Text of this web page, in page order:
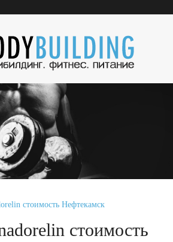
стоимость Нефтекамск
стоимость